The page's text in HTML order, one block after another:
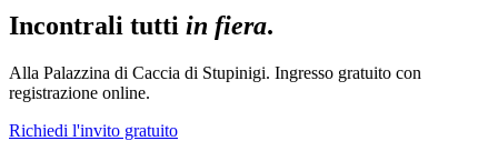
Incontrali tutti in fiera.
Alla Palazzina di Caccia di Stupinigi. Ingresso gratuito con
registrazione online.
Richiedi l'invito gratuito